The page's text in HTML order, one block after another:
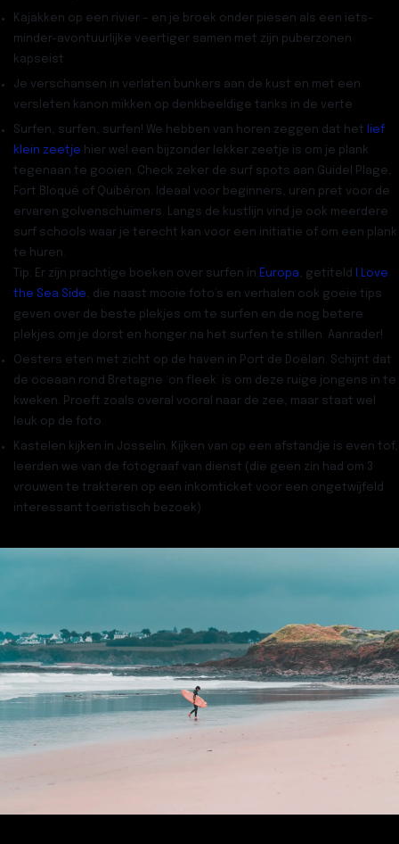
Kajakken op een rivier – en je broek onder piesen als een iets-
minder-avontuurlijke veertiger samen met zijn puberzonen
kapseist
Je verschansen in verlaten bunkers aan de kust en met een
versleten kanon mikken op denkbeeldige tanks in de verte
Surfen, surfen, surfen! We hebben van horen zeggen dat het lief
klein zeetje hier wel een bijzonder lekker zeetje is om je plank
tegenaan te gooien. Check zeker de surf spots aan Guidel Plage,
Fort Bloqué of Quibéron. Ideaal voor beginners, uren pret voor de
ervaren golvenschuimers. Langs de kustlijn vind je ook meerdere
surf schools waar je terecht kan voor een initiatie of om een plank
te huren.
Tip: Er zijn prachtige boeken over surfen in Europa , getiteld
I Love
the Sea Side , die naast mooie foto’s en verhalen ook goeie tips
geven over de beste plekjes om te surfen en de nog betere
plekjes om je dorst en honger na het surfen te stillen. Aanrader!
Oesters eten met zicht op de haven in Port de Doëlan . Schijnt dat
de oceaan rond Bretagne ‘on fleek’ is om deze ruige jongens in te
kweken. Proeft zoals overal vooral naar de zee, maar staat wel
leuk op de foto.
Kastelen kijken in Josselin. Kijken van op een afstandje is even tof,
leerden we van de fotograaf van dienst (die geen zin had om 3
vrouwen te trakteren op een inkomticket voor een ongetwijfeld
interessant toeristisch bezoek)